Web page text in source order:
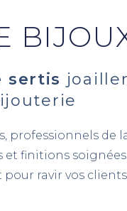
sertis
professionnels de
et finitions
ravir vos